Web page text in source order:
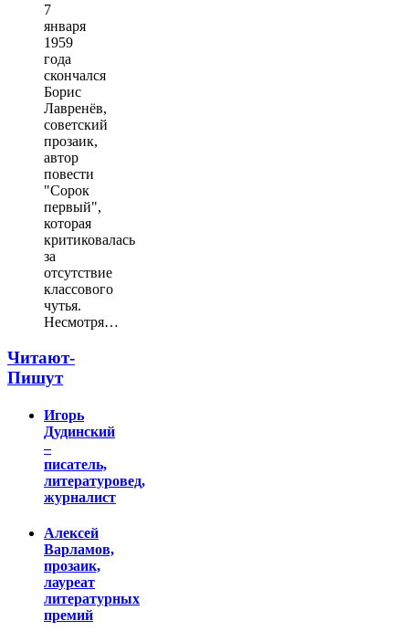
7
января
1959
года
скончался
Борис
Лавренёв,
советский
прозаик,
автор
повести
"Сорок
первый",
которая
критиковалась
за
отсутствие
классового
чутья.
Несмотря…
Читают-
Пишут
Игорь
Дудинский
–
писатель,
литературовед,
журналист
Алексей
Варламов,
прозаик,
лауреат
литературных
премий